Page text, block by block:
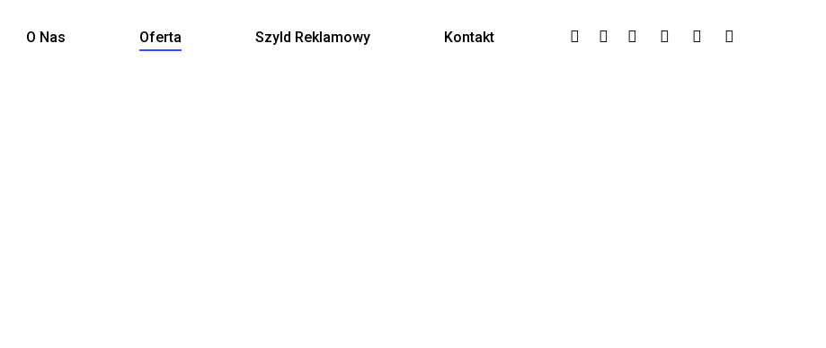
O Nas Oferta Szyld Reklamowy Kontakt TwitterFacebookGoogle-
Plus
Instagram
Phone Email